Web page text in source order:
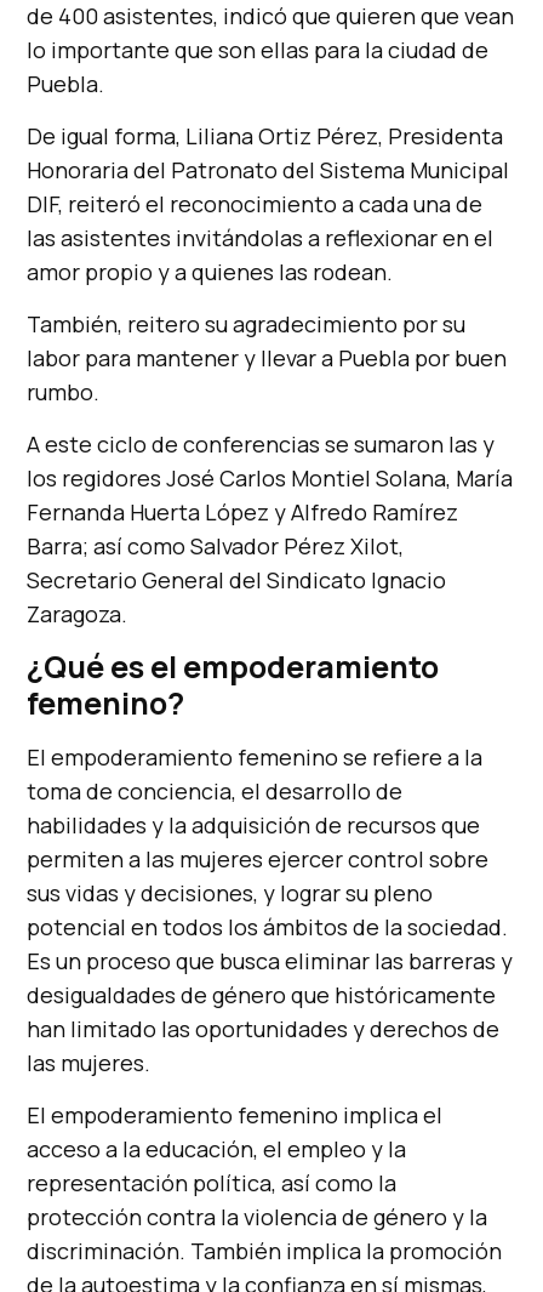
de 400 asistentes, indicó que quieren que vean
lo importante que son ellas para la ciudad de
Puebla.
De igual forma, Liliana Ortiz Pérez, Presidenta
Honoraria del Patronato del Sistema Municipal
DIF, reiteró el reconocimiento a cada una de
las asistentes invitándolas a reflexionar en el
amor propio y a quienes las rodean.
También, reitero su agradecimiento por su
labor para mantener y llevar a Puebla por buen
rumbo.
A este ciclo de conferencias se sumaron las y
los regidores José Carlos Montiel Solana, María
Fernanda Huerta López y Alfredo Ramírez
Barra; así como Salvador Pérez Xilot,
Secretario General del Sindicato Ignacio
Zaragoza.
¿Qué es el empoderamiento
femenino?
El empoderamiento femenino se refiere a la
toma de conciencia, el desarrollo de
habilidades y la adquisición de recursos que
permiten a las mujeres ejercer control sobre
sus vidas y decisiones, y lograr su pleno
potencial en todos los ámbitos de la sociedad.
Es un proceso que busca eliminar las barreras y
desigualdades de género que históricamente
han limitado las oportunidades y derechos de
las mujeres.
El empoderamiento femenino implica el
acceso a la educación, el empleo y la
representación política, así como la
protección contra la violencia de género y la
discriminación. También implica la promoción
de la autoestima y la confianza en sí mismas,